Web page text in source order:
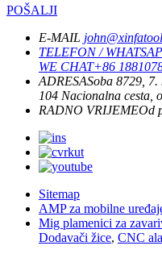
POŠALJI
E-MAIL
TELEFON /
WE CHAT+86
ADRESASoba 8729, 7.
104 Nacionalna cesta,
RADNO VRIJEMEOd
Sitemap
AMP za mobilne
Mig plamenici za
Dodavači žice, CNC